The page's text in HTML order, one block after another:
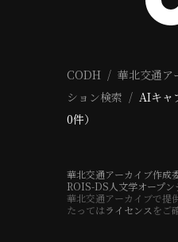
CODH 華北交通ア
ション検索
AIキャ
0件）
華北交通アーカイブ作成
ROIS-DS人文学オープ
華北交通アーカイブで提
たってはライセンス をご